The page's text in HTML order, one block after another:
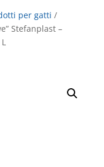
per gatti /
Stefanplast –